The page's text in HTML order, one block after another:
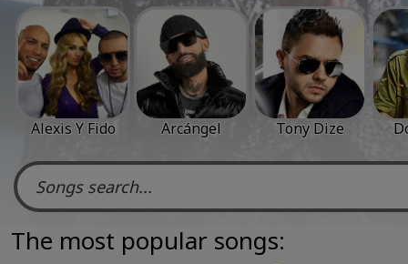
Alexis Y Fido Arcángel Tony Dize
The most popular songs: